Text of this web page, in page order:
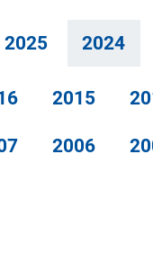
2025 2024
2015
2006